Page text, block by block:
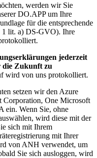
werden wir Sie
DO.APP um Ihre
für die entsprechende
1 lit. a) DS-GVO). Ihre
jederzeit
die Zukunft zu
wird von uns protokolliert.
setzen wir den Azure
One Microsoft
ein. Wenn Sie, ohne
wird diese mit der
sich mit Ihrem
mit Ihrer
von ANH verwendet, um
Sie sich ausloggen, wird